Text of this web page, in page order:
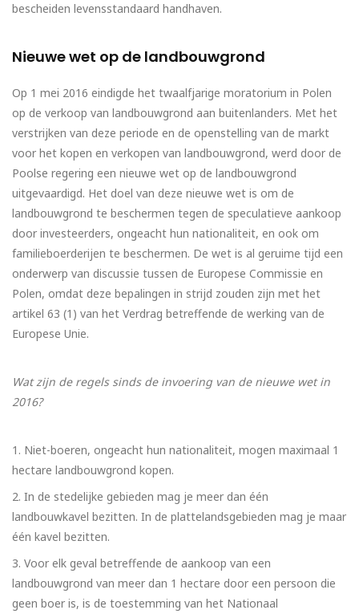
bescheiden levensstandaard handhaven.
Nieuwe wet op de landbouwgrond
Op 1 mei 2016 eindigde het twaalfjarige moratorium in Polen
op de verkoop van landbouwgrond aan buitenlanders. Met het
verstrijken van deze periode en de openstelling van de markt
voor het kopen en verkopen van landbouwgrond, werd door de
Poolse regering een nieuwe wet op de landbouwgrond
uitgevaardigd. Het doel van deze nieuwe wet is om de
landbouwgrond te beschermen tegen de speculatieve aankoop
door investeerders, ongeacht hun nationaliteit, en ook om
familieboerderijen te beschermen. De wet is al geruime tijd een
onderwerp van discussie tussen de Europese Commissie en
Polen, omdat deze bepalingen in strijd zouden zijn met het
artikel 63 (1) van het Verdrag betreffende de werking van de
Europese Unie.
Wat zijn de regels sinds de invoering van de nieuwe wet in
2016?
Niet-boeren, ongeacht hun nationaliteit, mogen maximaal 1
hectare landbouwgrond kopen.
In de stedelijke gebieden mag je meer dan één
landbouwkavel bezitten. In de plattelandsgebieden mag je maar
één kavel bezitten.
Voor elk geval betreffende de aankoop van een
landbouwgrond van meer dan 1 hectare door een persoon die
geen boer is, is de toestemming van het Nationaal